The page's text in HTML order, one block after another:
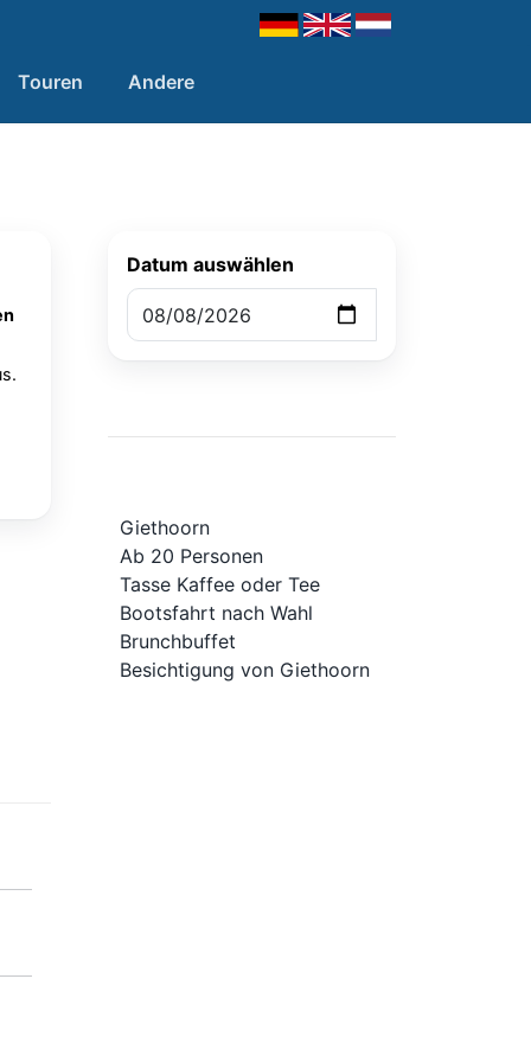
Touren Andere
Datum auswählen
Giethoorn
Ab 20 Personen
Tasse Kaffee oder Tee
Bootsfahrt nach Wahl
Brunchbuffet
Besichtigung von Giethoorn